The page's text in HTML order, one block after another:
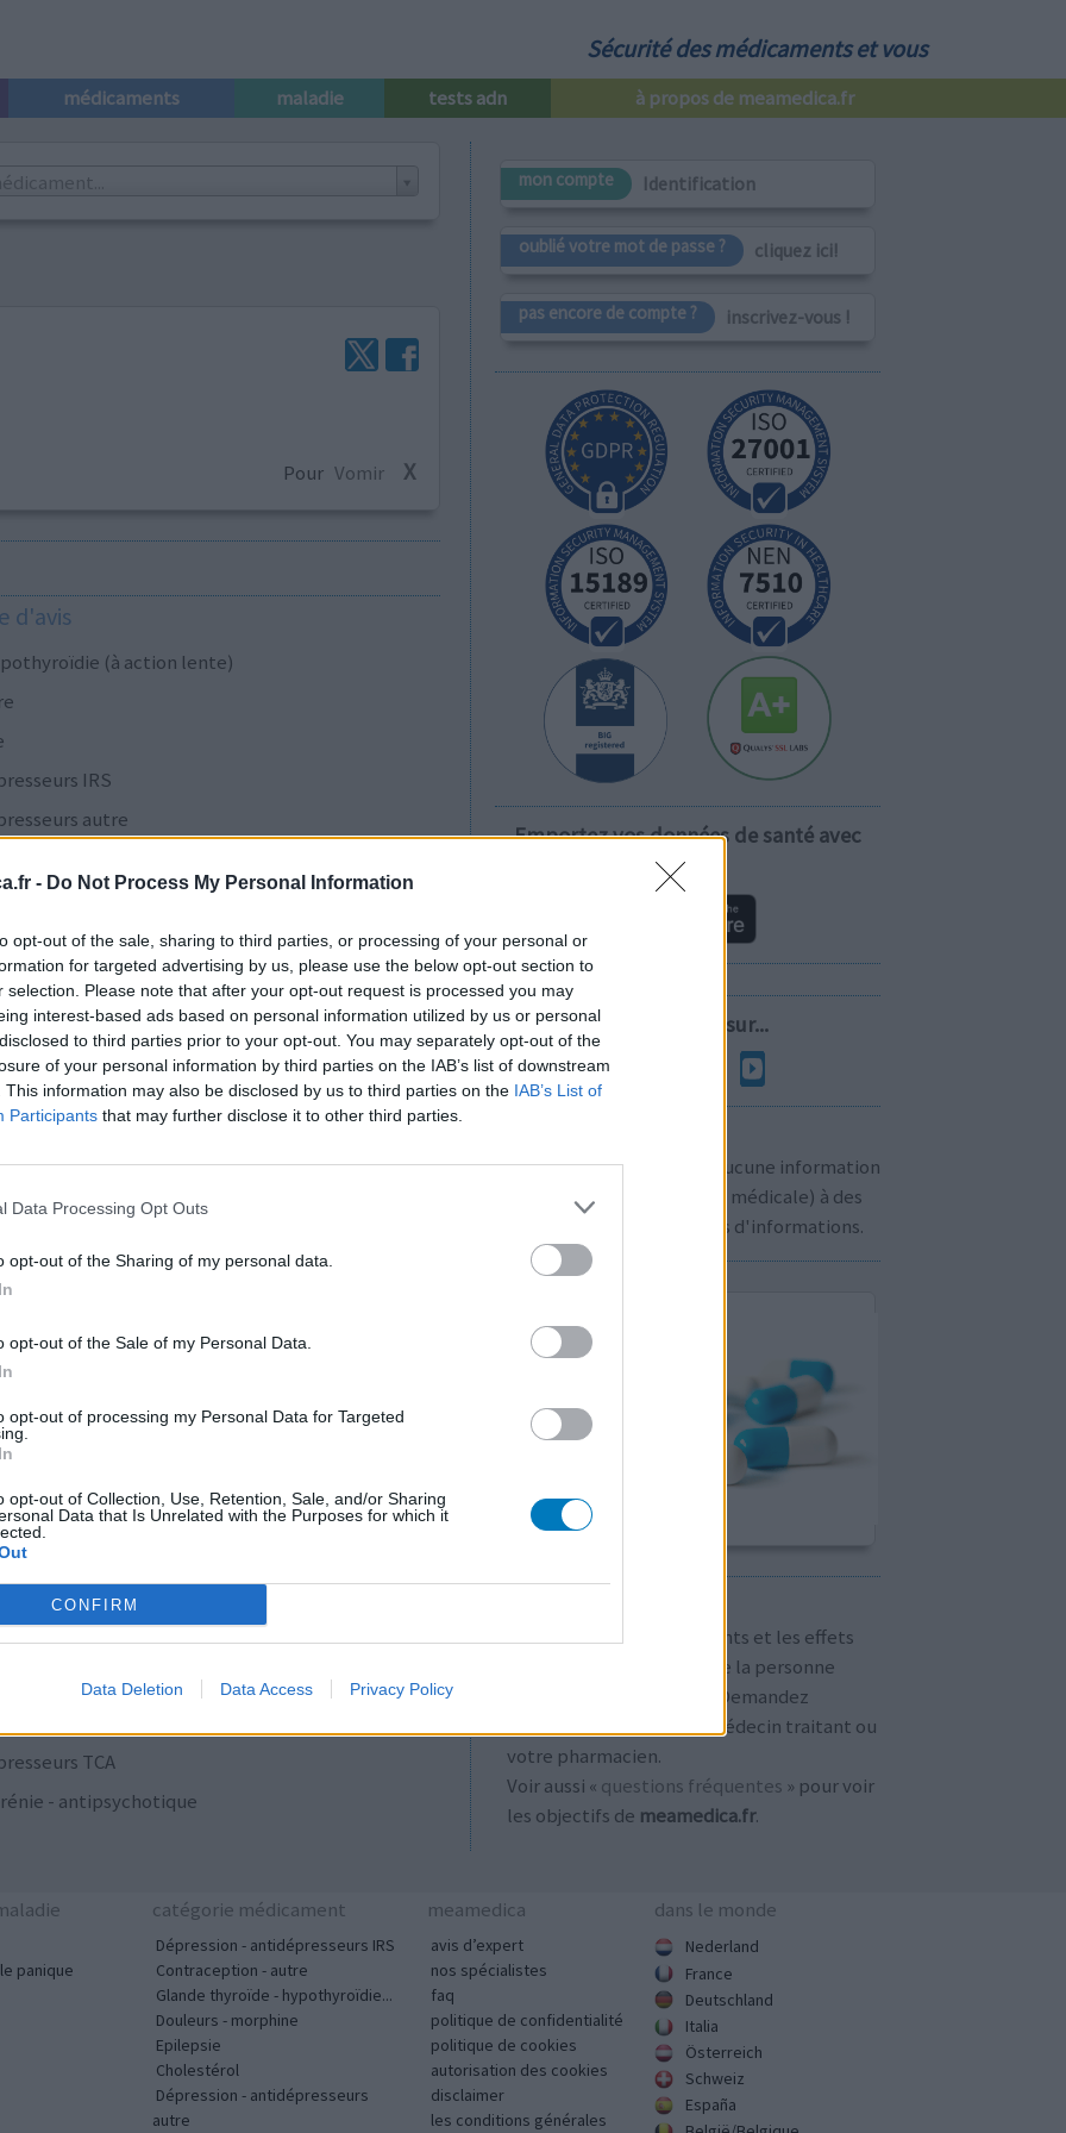
- Do Not Process My Personal Information
opt-out of the sale, sharing to third parties, or processing of your personal or
for targeted advertising by us, please use the below opt-out section to
selection. Please note that after your opt-out request is processed you may
interest-based ads based on personal information utilized by us or personal
to third parties prior to your opt-out. You may separately opt-out of the
of your personal information by third parties on the IAB’s list of downstream
This information may also be disclosed by us to third parties on the IAB’s List of
Participants that may further disclose it to other third parties.
Data Processing Opt Outs
opt-out of the Sharing of my personal data.
opt-out of the Sale of my Personal Data.
opt-out of processing my Personal Data for Targeted
opt-out of Collection, Use, Retention, Sale, and/or Sharing
Data that Is Unrelated with the Purposes for which it
CONFIRM
Data Deletion Data Access Privacy Policy
Sécurité des médicaments et vous
médicaments maladie tests adn à propos de meamedica.fr
Pour Vomir X
d'avis
(à action lente)
IRS
autre
IRS
à large spectre
IRS
autre
antihormones
IRS
IRS
oraux
bloquant
bloquant
- antipsychotique
oraux
TCA
- antipsychotique
mon compte Identification
oublié votre mot de passe ? cliquez ici!
pas encore de compte ? inscrivez-vous !
Emportez vos données de santé avec
vous!
Suivez-nous sur...
Nous ne communiquons aucune information
personnelle (prescription médicale) à des
pour plus d'informations.
Les avis sur les médicaments et les effets
secondaires dépendent de la personne
utilisant le médicament. Demandez
toujours conseil à votre médecin traitant ou
votre pharmacien.
Voir aussi « questions fréquentes » pour voir
les objectifs de meamedica.fr.
panique
catégorie médicament
Dépression - antidépresseurs IRS
Contraception - autre
Glande thyroïde - hypothyroïdie...
Douleurs - morphine
Epilepsie
Cholestérol
Dépression - antidépresseurs
autre
meamedica
avis d’expert
nos spécialistes
faq
politique de confidentialité
politique de cookies
autorisation des cookies
disclaimer
les conditions générales
dans le monde
Nederland
France
Deutschland
Italia
Österreich
Schweiz
España